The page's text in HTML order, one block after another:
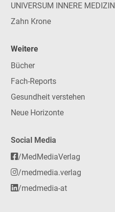
UNIVERSUM INNERE MEDIZIN
Zahn Krone
Weitere
Bücher
Fach-Reports
Gesundheit verstehen
Neue Horizonte
Social Media
/MedMediaVerlag
/medmedia.verlag
/medmedia-at